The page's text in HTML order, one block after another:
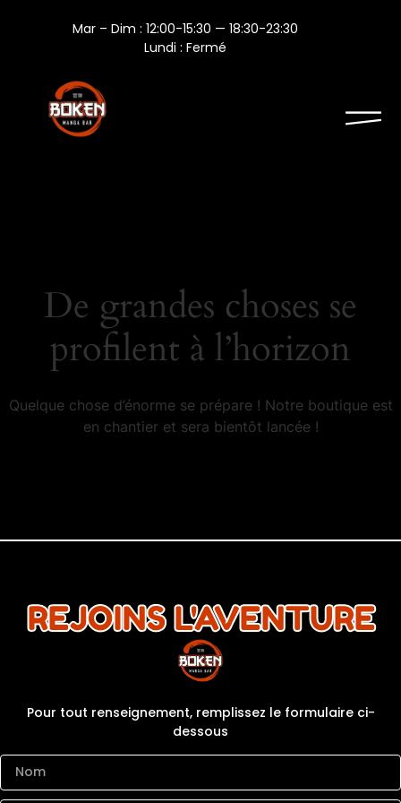
Mar – Dim : 12:00-15:30 — 18:30-23:30
Lundi : Fermé
De grandes choses se
profilent à l’horizon
Quelque chose d’énorme se prépare ! Notre boutique est
en chantier et sera bientôt lancée !
REJOINS L'AVENTURE
Pour tout renseignement, remplissez le formulaire ci-
dessous